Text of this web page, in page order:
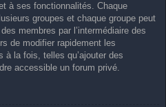
à ses fonctionnalités. Chaque
groupes et chaque groupe peut
membres par l’intermédiaire des
de modifier rapidement les
à la fois, telles qu’ajouter des
accessible un forum privé.